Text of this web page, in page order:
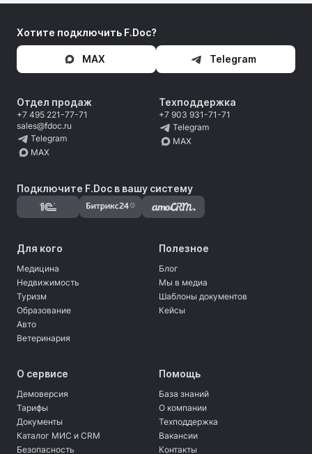
Хотите подключить F.Doc?
MAX Telegram
Подключите F.Doc в вашу систему
Отдел продаж
+7 495 221-77-71
sales@fdoc.ru
Telegram
MAX
Техподдержка
+7 903 931-71-71
Telegram
MAX
Для кого
Медицина
Недвижимость
Туризм
Образование
Авто
Ветеринария
Полезное
Блог
Мы в медиа
Шаблоны документов
Кейсы
О сервисе
Демоверсия
Тарифы
Документы
Каталог МИС и CRM
Безопасность
Помощь
База знаний
О компании
Техподдержка
Вакансии
Контакты